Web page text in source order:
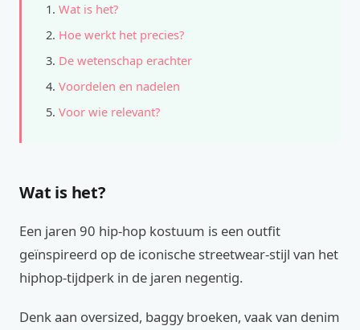
Wat is het?
Hoe werkt het precies?
De wetenschap erachter
Voordelen en nadelen
Voor wie relevant?
Wat is het?
Een jaren 90 hip-hop kostuum is een outfit
geïnspireerd op de iconische streetwear-stijl van het
hiphop-tijdperk in de jaren negentig.
Denk aan oversized, baggy broeken, vaak van denim